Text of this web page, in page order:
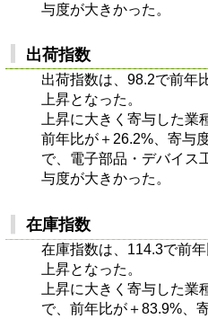
与度が大きかった。
出荷指数
出荷指数は、98.2で前年
上昇となった。
上昇に大きく寄与した業
前年比が＋26.2%、寄与
で、電子部品・デバイス
与度が大きかった。
在庫指数
在庫指数は、114.3で前
上昇となった。
上昇に大きく寄与した
で、前年比が＋83.9%、